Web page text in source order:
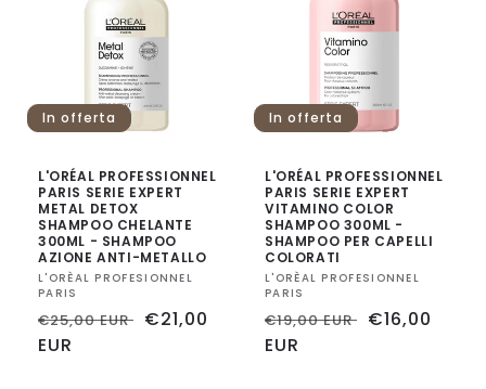
In offerta
L'ORÉAL PROFESSIONNEL
PARIS SERIE EXPERT
METAL DETOX
SHAMPOO CHELANTE
300ML - SHAMPOO
AZIONE ANTI-METALLO
Fornitore:
L'ORÈAL PROFESIONNEL
PARIS
Prezzo
di
€25,00 EUR Prezzo
€21,00
EUR
In offerta
L'ORÉAL PROFESSIONNEL
PARIS SERIE EXPERT
VITAMINO COLOR
SHAMPOO 300ML -
SHAMPOO PER CAPELLI
COLORATI
Fornitore:
L'ORÈAL PROFESIONNEL
PARIS
Prezzo
di
€19,00 EUR Prezzo
€16,00
EUR